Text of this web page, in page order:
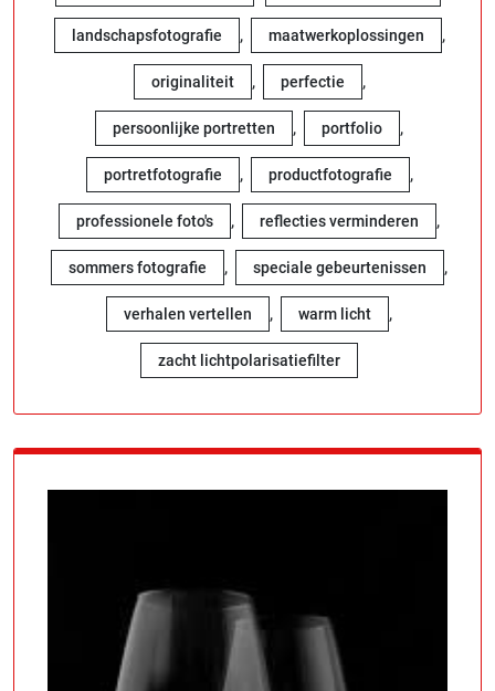
landschapsfotografie , maatwerkoplossingen ,
originaliteit , perfectie ,
persoonlijke portretten , portfolio ,
portretfotografie , productfotografie ,
professionele foto's , reflecties verminderen ,
sommers fotografie , speciale gebeurtenissen ,
verhalen vertellen , warm licht ,
zacht lichtpolarisatiefilter